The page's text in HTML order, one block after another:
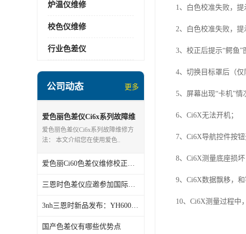
炉温仪维修
校色仪维修
行业色差仪
公司动态 更多
爱色丽色差仪Ci6x系列故障维
修方法
爱色丽色差仪Ci6x系列故障维修方
法： 本文介绍您在使用爱色..
爱色丽Ci60色差仪维修校正方法
三恩时色差仪应邀参加国际橡塑展
3nh三恩时新品发布：YH600立式雾度计
国产色差仪有哪些优势点
1、白色校准失败，提
2、白色校准失败，提
3、校正后提示“鳄鱼
4、切换目标罩后（仅
5、屏幕出现“卡机”情
6、Ci6X无法开机；
7、Ci6X导航控件按钮
8、Ci6X测量底座损坏
9、Ci6X数据飘移，
10、Ci6X测量过程中